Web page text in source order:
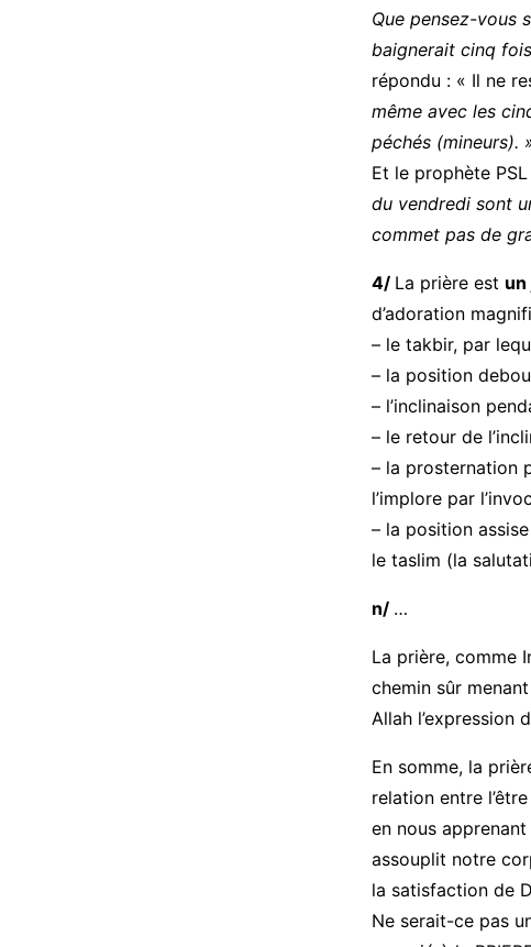
Que pensez-vous
baignerait cinq
répondu : « Il ne
même avec les
péchés (mineurs).
Et le prophète
du vendredi sont
commet pas de
4/ La prière est un
d’adoration
– le takbir, par
– la position
– l’inclinaison
– le retour de
– la prosternation
l’implore par
– la position
le taslim (la
n/ …
La prière, comme
chemin sûr
Allah l’expression
En somme, la
relation entre
en nous
assouplit notre
la satisfaction de
Ne serait-ce pas